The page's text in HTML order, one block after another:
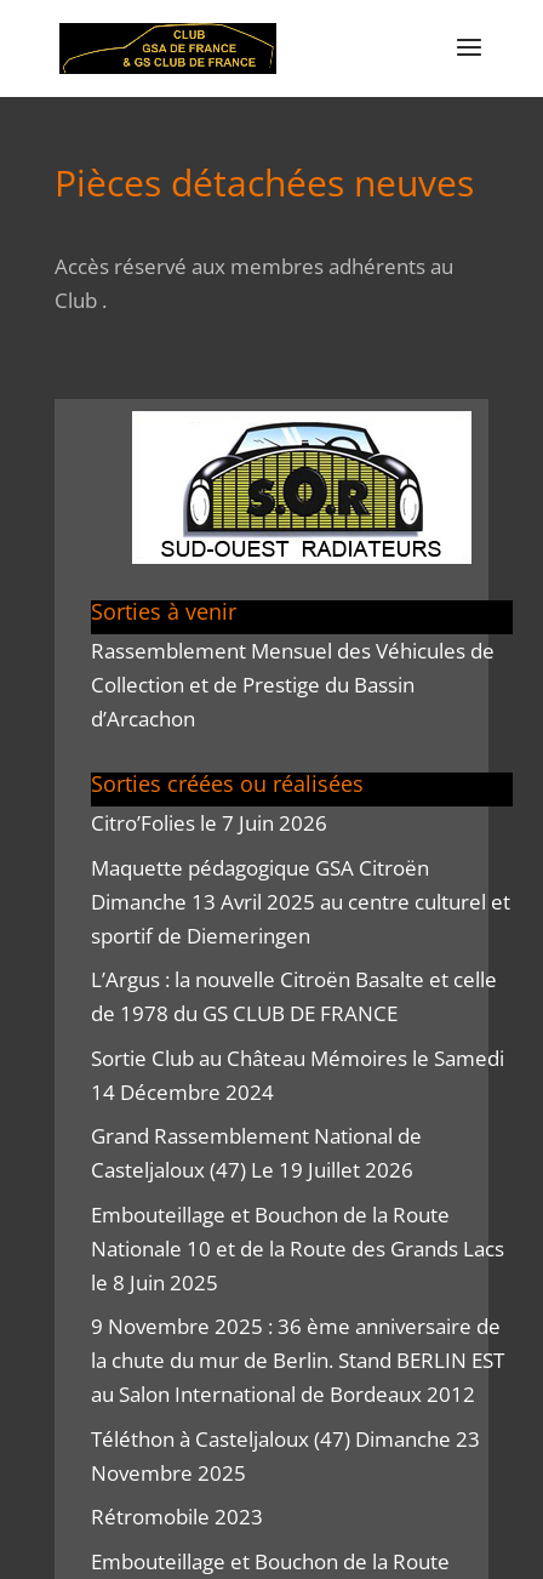
Pièces détachées neuves
Accès réservé aux membres adhérents au
Club .
Sorties à venir
Rassemblement Mensuel des Véhicules de
Collection et de Prestige du Bassin
d’Arcachon
Sorties créées ou réalisées
Citro’Folies le 7 Juin 2026
Maquette pédagogique GSA Citroën
Dimanche 13 Avril 2025 au centre culturel et
sportif de Diemeringen
L’Argus : la nouvelle Citroën Basalte et celle
de 1978 du GS CLUB DE FRANCE
Sortie Club au Château Mémoires le Samedi
14 Décembre 2024
Grand Rassemblement National de
Casteljaloux (47) Le 19 Juillet 2026
Embouteillage et Bouchon de la Route
Nationale 10 et de la Route des Grands Lacs
le 8 Juin 2025
9 Novembre 2025 : 36 ème anniversaire de
la chute du mur de Berlin. Stand BERLIN EST
au Salon International de Bordeaux 2012
Téléthon à Casteljaloux (47) Dimanche 23
Novembre 2025
Rétromobile 2023
Embouteillage et Bouchon de la Route